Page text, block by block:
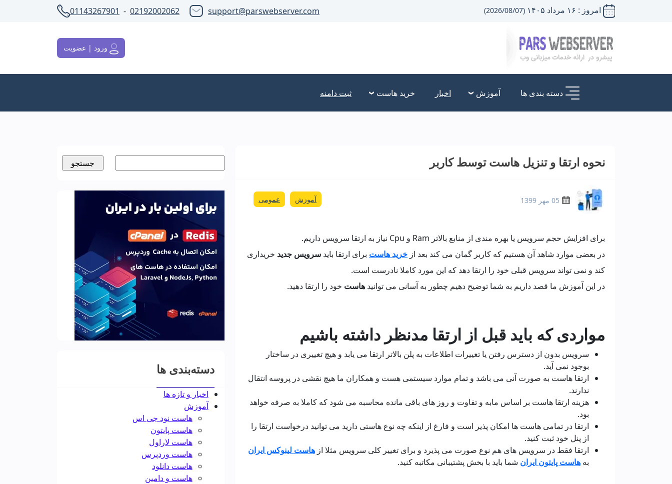
امروز : ۱۶ مرداد ۱۴۰۵ (2026/08/07)
support@parswebserver.com
02192002062
-
01143267901
ورود | عضویت
دسته بندی ها آموزش اخبار خرید هاست ثبت دامنه
نحوه ارتقا و تنزیل هاست توسط کاربر
05 مهر 1399 آموزش عمومی
برای افزایش حجم سرویس یا بهره مندی از منابع بالاتر Ram و Cpu نیاز به ارتقا سرویس داریم.
در بعضی موارد شاهد آن هستیم که کاربر گمان می کند بعد از خرید هاست برای ارتقا باید سرویس جدید خریداری
کند و نمی تواند سرویس قبلی خود را ارتقا دهد که این مورد کاملا نادرست است.
در این آموزش ما قصد داریم به شما توضیح دهیم چطور به آسانی می توانید هاست خود را ارتقا دهید.
مواردی که باید قبل از ارتقا مدنظر داشته باشیم
سرویس بدون از دسترس رفتن یا تغییرات اطلاعات به پلن بالاتر ارتقا می یابد و هیچ تغییری در ساختار
بوجود نمی آید.
ارتقا هاست به صورت آنی می باشد و تمام موارد سیستمی هست و همکاران ما هیچ نقشی در پروسه انتقال
ندارند.
هزینه ارتقا هاست بر اساس مابه و تفاوت و روز های باقی مانده محاسبه می شود که کاملا به صرفه خواهد
بود.
ارتقا در تمامی هاست ها امکان پذیر است و فارغ از اینکه چه نوع هاستی دارید می توانید درخواست ارتقا را
از پنل خود ثبت کنید.
ارتقا فقط در سرویس های هم نوع صورت می پذیرد و برای تغییر کلی سرویس مثلا از هاست لینوکس ایران
به هاست پایتون ایران شما باید با بخش پشتیبانی مکاتبه کنید.
دسته‌بندی ها
اخبار و تازه ها
آموزش
هاست نود جی اس
هاست پایتون
هاست لاراول
هاست وردپرس
هاست دانلود
هاست و دامین